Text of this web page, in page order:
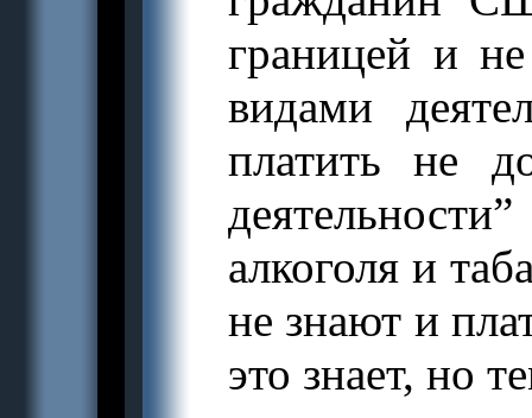
границей и
видами
платить не
алкоголя и
не знают и
это знает, но